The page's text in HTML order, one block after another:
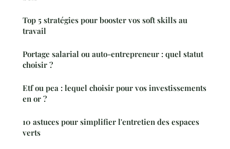
Top 5 stratégies pour booster vos soft skills au
travail
Portage salarial ou auto-entrepreneur : quel statut
choisir ?
Etf ou pea : lequel choisir pour vos investissements
en or ?
10 astuces pour simplifier l'entretien des espaces
verts